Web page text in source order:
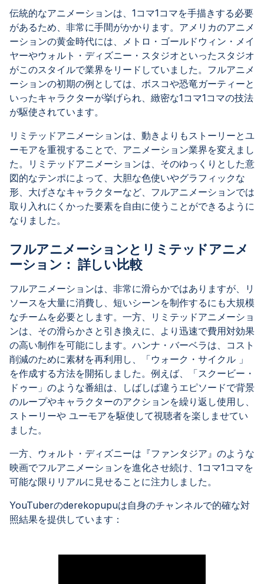
伝統的なアニメーションは、1コマ1コマを手描きする必要
があるため、非常に手間がかかります。アメリカのアニメ
ーションの黄金時代には、メトロ・ゴールドウィン・メイ
ヤーやウォルト・ディズニー・スタジオといったスタジオ
がこのスタイルで業界をリードしていました。フルアニメ
ーションの初期の例としては、ボスコや恐竜ガーティーと
いったキャラクターが挙げられ、緻密な1コマ1コマの技法
が駆使されています。
リミテッドアニメーションは、動きよりもストーリーとユ
ーモアを重視することで、アニメーション業界を変えまし
た。リミテッドアニメーションは、そのゆっくりとした意
図的なテンポによって、大胆な色使いやグラフィックな
形、大げさなキャラクターなど、フルアニメーションでは
取り入れにくかった要素を自由に使うことができるように
なりました。
フルアニメーションとリミテッドアニメ
ーション： 詳しい比較
フルアニメーションは、非常に滑らかではありますが、リ
ソースを大量に消費し、短いシーンを制作するにも大規模
なチームを必要とします。一方、リミテッドアニメーショ
ンは、その滑らかさと引き換えに、より迅速で費用対効果
の高い制作を可能にします。ハンナ・バーベラは、コスト
削減のために素材を再利用し、「ウォーク・サイクル 」
を作成する方法を開拓しました。例えば、「スクービー・
ドゥー」のような番組は、しばしば違うエピソードで背景
のループやキャラクターのアクションを繰り返し使用し、
ストーリーや ユーモアを駆使して視聴者を楽しませてい
ました。
一方、ウォルト・ディズニーは『ファンタジア』のような
映画でフルアニメーションを進化させ続け、1コマ1コマを
可能な限りリアルに見せることに注力しました。
YouTuberのderekopupuは自身のチャンネルで的確な対
照結果を提供しています：